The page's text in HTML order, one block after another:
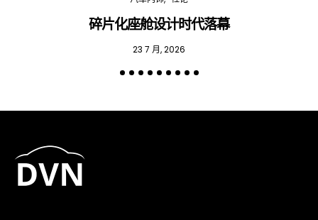
碎片化座舱设计时代落幕
23 7 月, 2026